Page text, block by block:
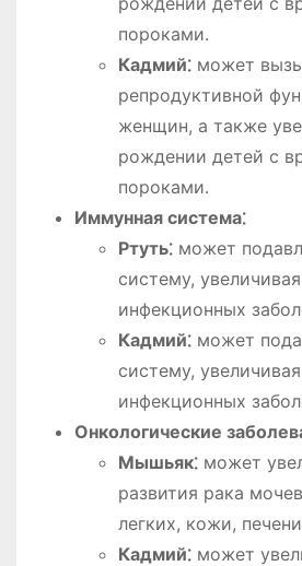
пороками․
Кадмий⁚может
репродуктивной
женщин, а также
рождении детей с
пороками․
Иммунная система⁚
Ртуть⁚может
систему,
инфекционных
Кадмий⁚может
систему,
инфекционных
Онкологические
Мышьяк⁚может
развития рака
легких, кожи,
Кадмий⁚может